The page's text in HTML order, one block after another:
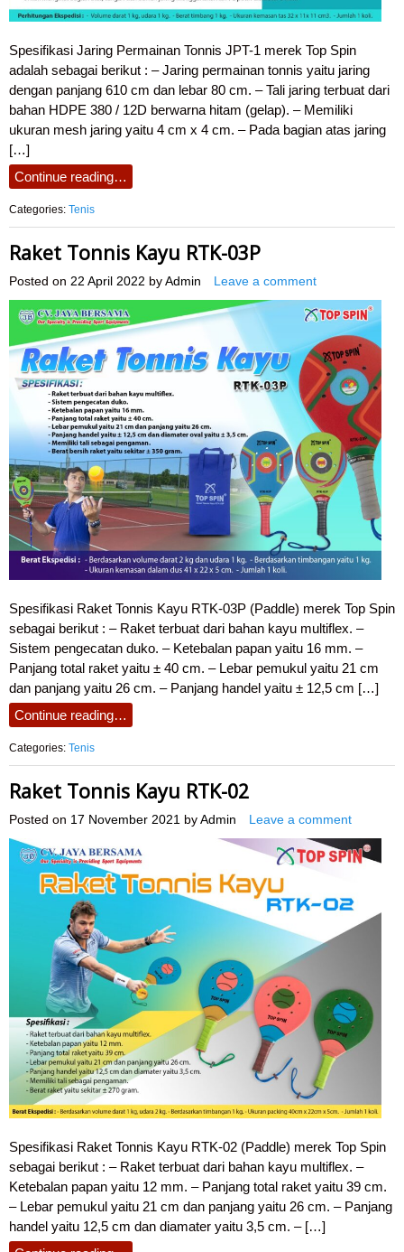
Spesifikasi Jaring Permainan Tonnis JPT-1 merek Top Spin
adalah sebagai berikut : – Jaring permainan tonnis yaitu jaring
dengan panjang 610 cm dan lebar 80 cm. – Tali jaring terbuat dari
bahan HDPE 380 / 12D berwarna hitam (gelap). – Memiliki
ukuran mesh jaring yaitu 4 cm x 4 cm. – Pada bagian atas jaring
[…]
Continue reading…
Categories: Tenis
Raket Tonnis Kayu RTK-03P
Posted on 22 April 2022 by Admin Leave a comment
Spesifikasi Raket Tonnis Kayu RTK-03P (Paddle) merek Top Spin
sebagai berikut : – Raket terbuat dari bahan kayu multiflex. –
Sistem pengecatan duko. – Ketebalan papan yaitu 16 mm. –
Panjang total raket yaitu ± 40 cm. – Lebar pemukul yaitu 21 cm
dan panjang yaitu 26 cm. – Panjang handel yaitu ± 12,5 cm […]
Continue reading…
Categories: Tenis
Raket Tonnis Kayu RTK-02
Posted on 17 November 2021 by Admin Leave a comment
Spesifikasi Raket Tonnis Kayu RTK-02 (Paddle) merek Top Spin
sebagai berikut : – Raket terbuat dari bahan kayu multiflex. –
Ketebalan papan yaitu 12 mm. – Panjang total raket yaitu 39 cm.
– Lebar pemukul yaitu 21 cm dan panjang yaitu 26 cm. – Panjang
handel yaitu 12,5 cm dan diamater yaitu 3,5 cm. – […]